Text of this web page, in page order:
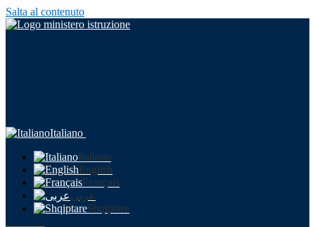
Salta al contenuto
Italiano
Italiano
English
Français
عربى
Shqiptare